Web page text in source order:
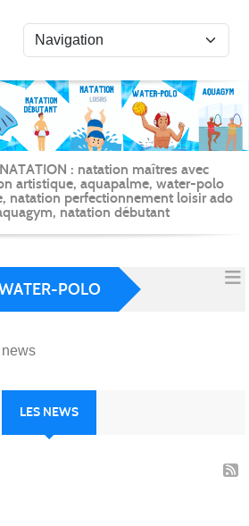
: natation maîtres avec
artistique, aquapalme, water-polo
natation perfectionnement loisir ado
natation débutant
POLO
news
LES NEWS
cookies